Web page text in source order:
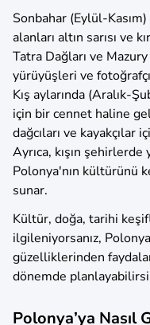
Sonbahar (Eylül-
alanları altın sarısı ve
Tatra Dağları ve
yürüyüşleri ve
Kış aylarında (Aralık-
için bir cennet haline
dağcıları ve
Ayrıca, kışın şehirlerde
Polonya'nın kültürünü
sunar.
Kültür, doğa, tarihi
ilgileniyorsanız,
güzelliklerinden
dönemde
Polonya’ya Nasıl